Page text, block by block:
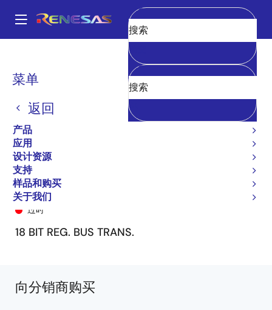
到
Main
navigation
菜单
返回
产品
应用
设计资源
支持
样品和购买
关于我们
清空
面
屑
74ALVCH16525
74ALVCH16525PF8
过时
18 BIT REG. BUS TRANS.
向分销商购买